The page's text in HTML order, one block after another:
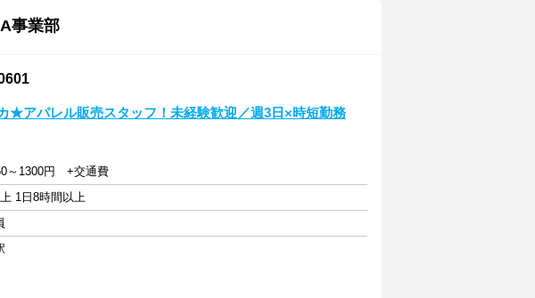
事業部
★アパレル販売スタッフ！未経験歓迎／週3日×時短勤務
～1300円 +交通費
1日8時間以上